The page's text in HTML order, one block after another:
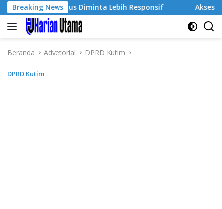
Langsung
ke
konten
Breaking News
Kampus Diminta Lebih Responsif Akses Digital
Beranda Advetorial DPRD Kutim
DPRD Kutim